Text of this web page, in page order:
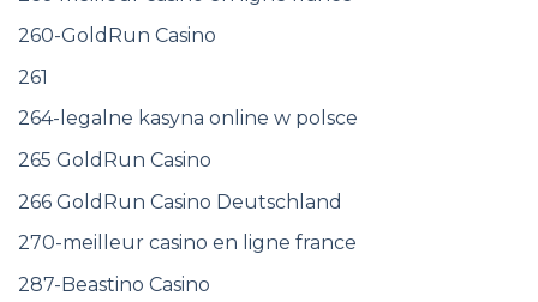
260-GoldRun Casino
261
264-legalne kasyna online w polsce
265 GoldRun Casino
266 GoldRun Casino Deutschland
270-meilleur casino en ligne france
287-Beastino Casino